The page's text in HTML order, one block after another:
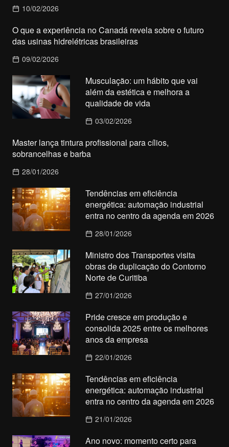
10/02/2026
O que a experiência no Canadá revela sobre o futuro
das usinas hidrelétricas brasileiras
09/02/2026
Musculação: um hábito que vai
além da estética e melhora a
qualidade de vida
03/02/2026
Master lança tintura profissional para cílios,
sobrancelhas e barba
28/01/2026
Tendências em eficiência
energética: automação industrial
entra no centro da agenda em 2026
28/01/2026
Ministro dos Transportes visita
obras de duplicação do Contorno
Norte de Curitiba
27/01/2026
Pride cresce em produção e
consolida 2025 entre os melhores
anos da empresa
22/01/2026
Tendências em eficiência
energética: automação industrial
entra no centro da agenda em 2026
21/01/2026
Ano novo: momento certo para